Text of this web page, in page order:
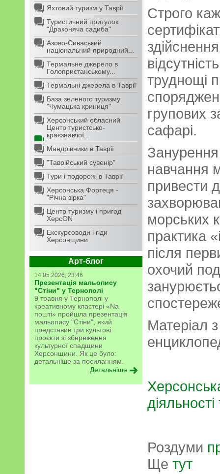
Яхтовий туризм у Таврії
Туристичний притулок
"Драконяча садиба"
Азово-Сиваський
національний природний...
Термальне джерело в
Голопристанському...
Термальні джерела в Таврії
База зеленого туризму
"Чумацька криниця"
Херсонський обласний
Центр туристсько-
краєзнавчої...
Мандрівники в Таврії
"Таврійський сувенір"
Тури і подорожі в Таврії
Херсонська Фортеця -
"Річна зірка"
Центр туризму і пригод
ХерсON
Екскурсоводи і гіди
Херсонщини
Арт-блог
14.05.2026, 23:46
Презентація мальопису
"Стіни" у Тернополі
9 травня у Тернополі у
креативному кластері «Na
пошті» пройшла презентація
мальопису "Стіни", який
представив три культові
проєкти зі збереження
культурної спадщини
Херсонщини. Як це було:
детальніше за посиланням.
Детальніше
Строго
труднощі
групових
сафарі.
навчання
привести
морських
практика
після
охочий
Матеріал
Роздуми
Ще тут